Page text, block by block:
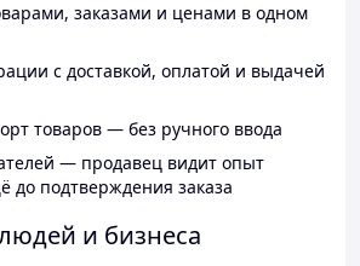
заказами и ценами в одном
с доставкой, оплатой и выдачей
товаров — без ручного ввода
— продавец видит опыт
до подтверждения заказа
и бизнеса